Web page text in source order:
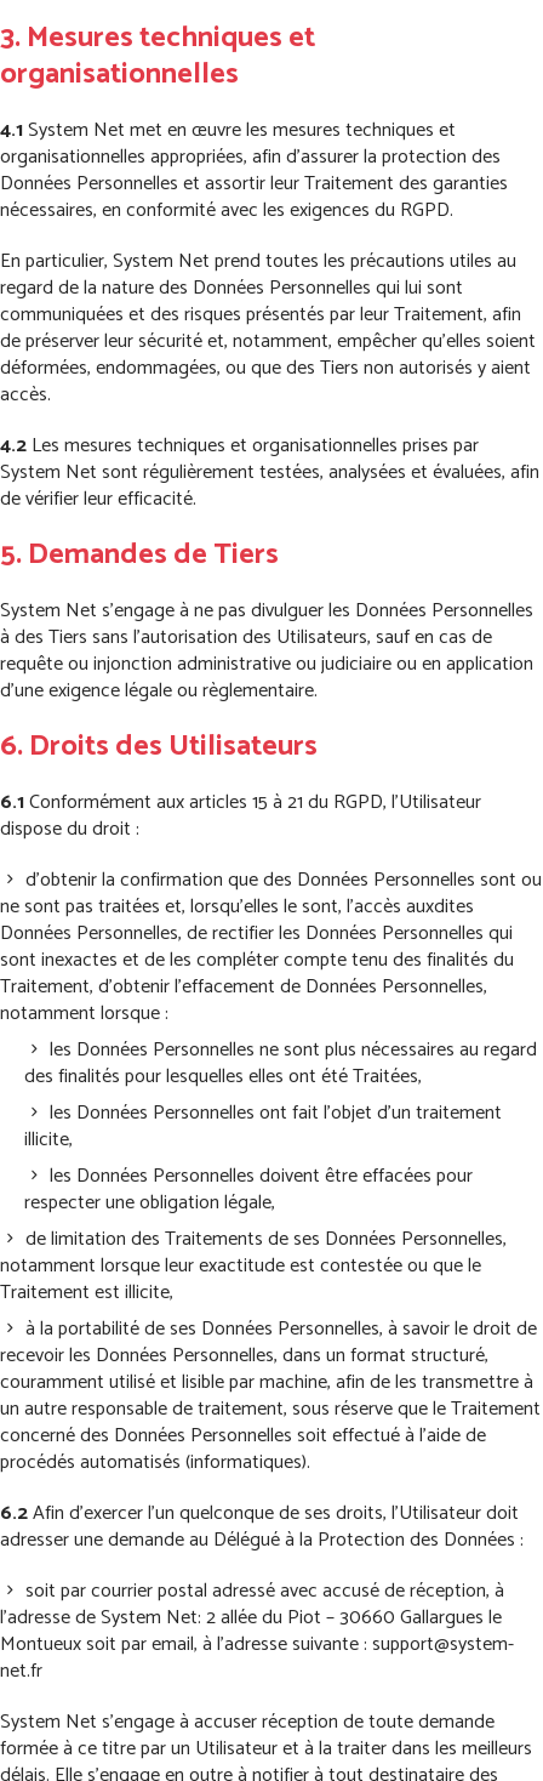
3. Mesures techniques et
organisationnelles
4.1System Net met en œuvre les mesures techniques et
organisationnelles appropriées, afin d’assurer la protection des
Données Personnelles et assortir leur Traitement des garanties
nécessaires, en conformité avec les exigences du RGPD.
En particulier, System Net prend toutes les précautions utiles au
regard de la nature des Données Personnelles qui lui sont
communiquées et des risques présentés par leur Traitement, afin
de préserver leur sécurité et, notamment, empêcher qu’elles soient
déformées, endommagées, ou que des Tiers non autorisés y aient
accès.
4.2Les mesures techniques et organisationnelles prises par
System Net sont régulièrement testées, analysées et évaluées, afin
de vérifier leur efficacité.
5. Demandes de Tiers
System Net s’engage à ne pas divulguer les Données Personnelles
à des Tiers sans l’autorisation des Utilisateurs, sauf en cas de
requête ou injonction administrative ou judiciaire ou en application
d’une exigence légale ou règlementaire.
6. Droits des Utilisateurs
6.1Conformément aux articles 15 à 21 du RGPD, l’Utilisateur
dispose du droit :
d’obtenir la confirmation que des Données Personnelles sont ou
ne sont pas traitées et, lorsqu’elles le sont, l’accès auxdites
Données Personnelles, de rectifier les Données Personnelles qui
sont inexactes et de les compléter compte tenu des finalités du
Traitement, d’obtenir l’effacement de Données Personnelles,
notamment lorsque :
les Données Personnelles ne sont plus nécessaires au regard
des finalités pour lesquelles elles ont été Traitées,
les Données Personnelles ont fait l’objet d’un traitement
illicite,
les Données Personnelles doivent être effacées pour
respecter une obligation légale,
de limitation des Traitements de ses Données Personnelles,
notamment lorsque leur exactitude est contestée ou que le
Traitement est illicite,
à la portabilité de ses Données Personnelles, à savoir le droit de
recevoir les Données Personnelles, dans un format structuré,
couramment utilisé et lisible par machine, afin de les transmettre à
un autre responsable de traitement, sous réserve que le Traitement
concerné des Données Personnelles soit effectué à l’aide de
procédés automatisés (informatiques).
6.2Afin d’exercer l’un quelconque de ses droits, l’Utilisateur doit
adresser une demande au Délégué à la Protection des Données :
soit par courrier postal adressé avec accusé de réception, à
l’adresse de System Net: 2 allée du Piot – 30660 Gallargues le
Montueux soit par email, à l’adresse suivante : support@system-
net.fr
System Net s’engage à accuser réception de toute demande
formée à ce titre par un Utilisateur et à la traiter dans les meilleurs